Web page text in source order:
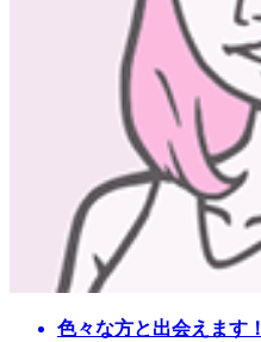
色々な方と出会えます！